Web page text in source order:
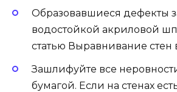
Образовавшиеся дефекты
водостойкой акриловой
статью Выравнивание стен
Зашлифуйте все
бумагой. Если на стенах